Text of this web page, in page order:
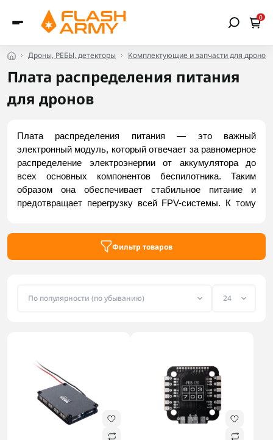
0
Дроны, РЕБЫ, детекторы Комплектующие и запчасти для дронов
Плата распределения питания
для дронов
Плата распределения питания — это важный
электронный модуль, который отвечает за равномерное
распределение электроэнергии от аккумулятора до
всех основных компонентов беспилотника. Таким
образом она обеспечивает стабильное питание и
предотвращает перегрузку всей FPV-системы. К тому
Некоторые платы распределения питания
для питания чувствительной электроники. Заказать
Фильтр товаров